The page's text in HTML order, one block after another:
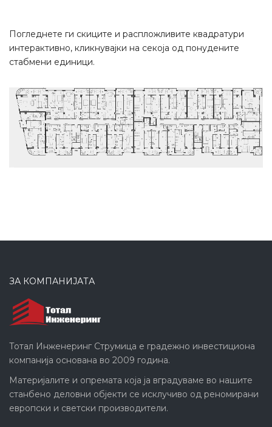
Погледнете ги скиците и распложливите квадратури
интерактивно, кликнувајки на секоја од понудените
стабмени единици.
ЗА КОМПАНИЈАТА
Тотал Инженеринг Струмица е градежно инвестициона
компанија основана во 2009 година.
Материјалите и опремата која ја вградуваме во нашите
станбено деловни објекти се исклучиво од реномирани
европски и светски производители.